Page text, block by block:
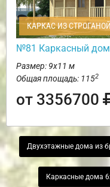
КАРКАС ИЗ
№81 Каркасный дом
Размер: 9х11 м
Общая площадь: 1152
от 3356700
Двухэтажные дома из
Каркасные дома